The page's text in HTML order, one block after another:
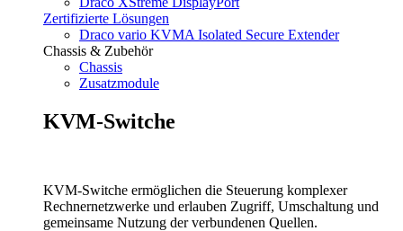
Zertifizierte Lösungen
Draco vario KVMA Isolated Secure Extender
Chassis & Zubehör
Chassis
Zusatzmodule
KVM-Switche
KVM-Switche ermöglichen die Steuerung komplexer
Rechnernetzwerke und erlauben Zugriff, Umschaltung und
gemeinsame Nutzung der verbundenen Quellen.